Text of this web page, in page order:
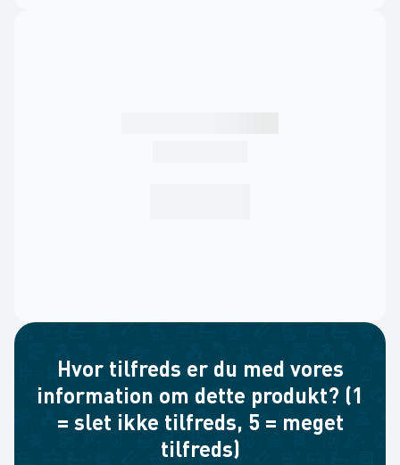
Hvor tilfreds er du med vores
information om dette produkt? (1
= slet ikke tilfreds, 5 = meget
tilfreds)